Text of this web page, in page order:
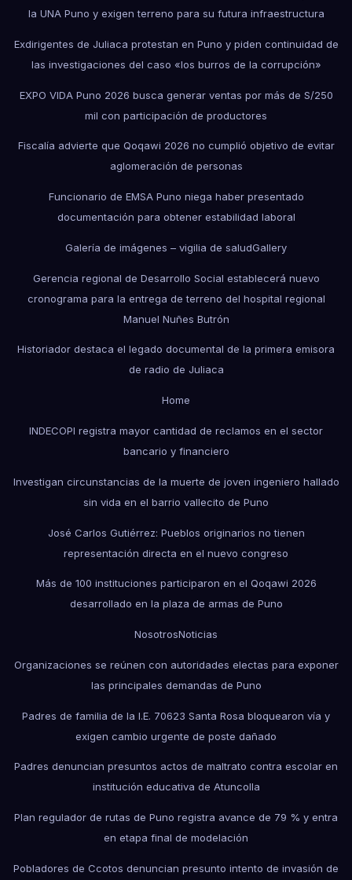
la UNA Puno y exigen terreno para su futura infraestructura
Exdirigentes de Juliaca protestan en Puno y piden continuidad de
las investigaciones del caso «los burros de la corrupción»
EXPO VIDA Puno 2026 busca generar ventas por más de S/250
mil con participación de productores
Fiscalía advierte que Qoqawi 2026 no cumplió objetivo de evitar
aglomeración de personas
Funcionario de EMSA Puno niega haber presentado
documentación para obtener estabilidad laboral
Galería de imágenes – vigilia de saludGallery
Gerencia regional de Desarrollo Social establecerá nuevo
cronograma para la entrega de terreno del hospital regional
Manuel Nuñes Butrón
Historiador destaca el legado documental de la primera emisora
de radio de Juliaca
Home
INDECOPI registra mayor cantidad de reclamos en el sector
bancario y financiero
Investigan circunstancias de la muerte de joven ingeniero hallado
sin vida en el barrio vallecito de Puno
José Carlos Gutiérrez: Pueblos originarios no tienen
representación directa en el nuevo congreso
Más de 100 instituciones participaron en el Qoqawi 2026
desarrollado en la plaza de armas de Puno
NosotrosNoticias
Organizaciones se reúnen con autoridades electas para exponer
las principales demandas de Puno
Padres de familia de la I.E. 70623 Santa Rosa bloquearon vía y
exigen cambio urgente de poste dañado
Padres denuncian presuntos actos de maltrato contra escolar en
institución educativa de Atuncolla
Plan regulador de rutas de Puno registra avance de 79 % y entra
en etapa final de modelación
Pobladores de Ccotos denuncian presunto intento de invasión de